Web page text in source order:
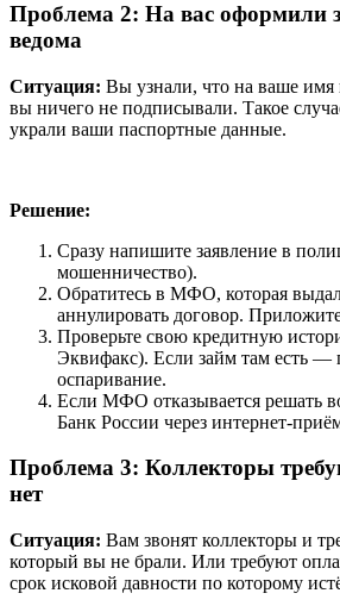
Проблема 2: На вас оформили
ведома
Ситуация: Вы узнали, что на ваше имя
вы ничего не подписывали. Такое
украли ваши паспортные данные.
Решение:
Сразу напишите заявление в
мошенничество).
Обратитесь в МФО, которая
аннулировать договор.
Проверьте свою кредитную
Эквифакс). Если займ там есть —
оспаривание.
Если МФО отказывается решать
Банк России через интернет-
Проблема 3: Коллекторы
нет
Ситуация: Вам звонят коллекторы и
который вы не брали. Или требуют
срок исковой давности по которому